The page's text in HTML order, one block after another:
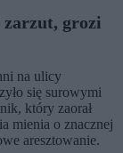
zarzut, grozi
na ulicy
się surowymi
który zaorał
mienia o znacznej
aresztowanie.